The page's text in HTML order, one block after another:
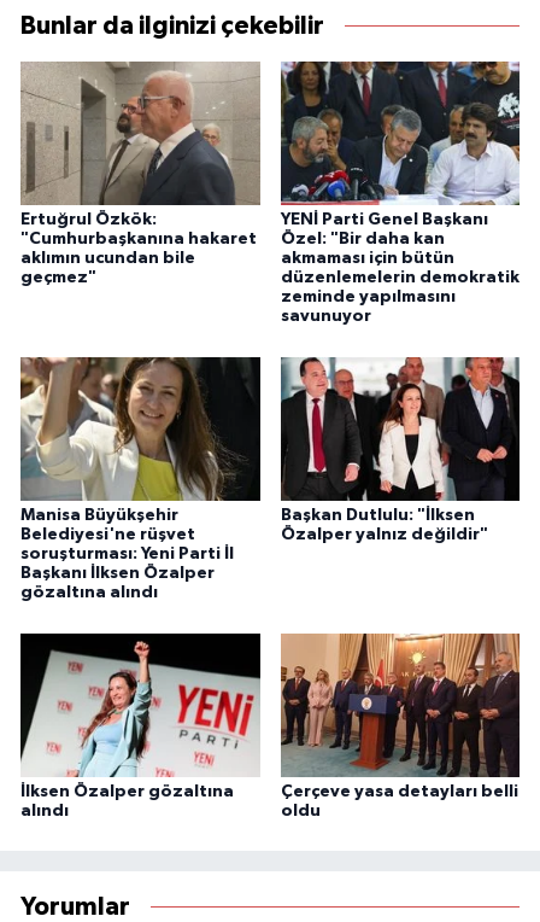
Bunlar da ilginizi çekebilir
Ertuğrul Özkök:
"Cumhurbaşkanına hakaret
aklımın ucundan bile
geçmez"
YENİ Parti Genel Başkanı
Özel: "Bir daha kan
akmaması için bütün
düzenlemelerin demokratik
zeminde yapılmasını
savunuyor
Manisa Büyükşehir
Belediyesi'ne rüşvet
soruşturması: Yeni Parti İl
Başkanı İlksen Özalper
gözaltına alındı
Başkan Dutlulu: "İlksen
Özalper yalnız değildir"
İlksen Özalper gözaltına
alındı
Çerçeve yasa detayları belli
oldu
Yorumlar